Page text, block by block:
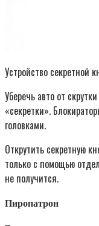
Устройство секретной
Уберечь авто от
«секретки».
головками.
Открутить секретную
только с помощью
не получится.
Пиропатрон